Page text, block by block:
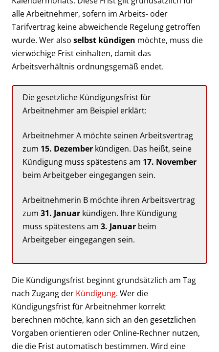
alle Arbeitnehmer, sofern im Arbeits- oder
Tarifvertrag keine abweichende Regelung getroffen
wurde. Wer also selbst kündigen möchte, muss die
vierwöchige Frist einhalten, damit das
Arbeitsverhältnis ordnungsgemäß endet.
Die gesetzliche Kündigungsfrist für
Arbeitnehmer am Beispiel erklärt:
Arbeitnehmer A möchte seinen Arbeitsvertrag
zum 15. Dezember kündigen. Das heißt, seine
Kündigung muss spätestens am 17. November
beim Arbeitgeber eingegangen sein.
Arbeitnehmerin B möchte ihren Arbeitsvertrag
zum 31. Januar kündigen. Ihre Kündigung
muss spätestens am 3. Januar beim
Arbeitgeber eingegangen sein.
Die Kündigungsfrist beginnt grundsätzlich am Tag
nach Zugang der Kündigung. Wer die
Kündigungsfrist für Arbeitnehmer korrekt
berechnen möchte, kann sich an den gesetzlichen
Vorgaben orientieren oder Online-Rechner nutzen,
die die Frist automatisch bestimmen. Wird eine